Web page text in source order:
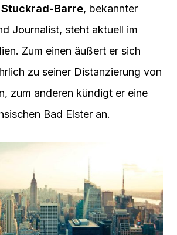
Stuckrad-Barre, bekannter
Journalist, steht aktuell im
Zum einen äußert er sich
zu seiner Distanzierung von
zum anderen kündigt er eine
Bad Elster an.